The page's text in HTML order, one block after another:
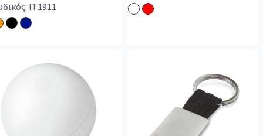
IT1911